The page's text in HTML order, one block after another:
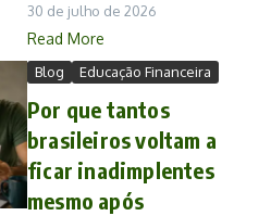
30 de julho de 2026
Read More
Blog Educação Financeira
Por que tantos
brasileiros voltam a
ficar inadimplentes
mesmo após